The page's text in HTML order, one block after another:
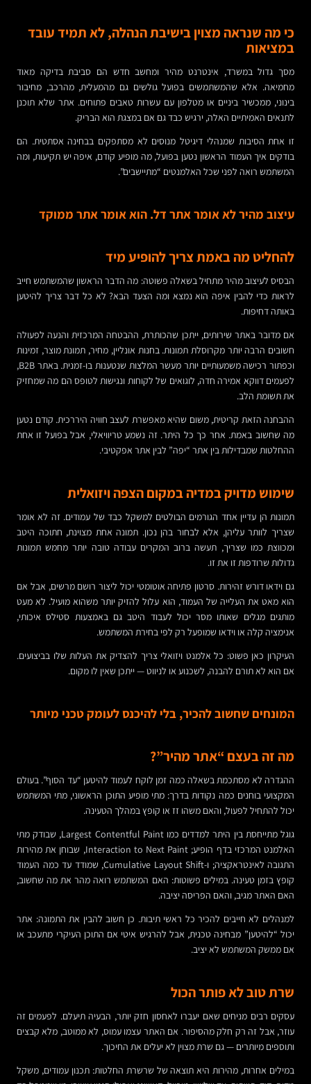
כי מה שנראה מצוין בישיבת הנהלה, לא תמיד עובד
במציאות
מסך גדול במשרד, אינטרנט מהיר ומחשב חדש הם סביבת בדיקה מאוד
מחמיאה. אלא שהמשתמשים בפועל גולשים גם מהמעלית, מהרכב, מחיבור
בינוני, ממכשיר ביניים או מטלפון עם עשרות טאבים פתוחים. אתר שלא תוכנן
לתנאים האמיתיים האלה, ירגיש כבד גם אם במצגת הוא הבריק.
זו אחת הסיבות שמנהלי דיגיטל מנוסים לא מסתפקים בבחינה אסתטית. הם
בודקים איך העמוד הראשון נטען בפועל, מה מופיע קודם, איפה יש תקיעות, ומה
המשתמש רואה לפני שכל האלמנטים “מתיישבים”.
עיצוב מהיר לא אומר אתר דל. הוא אומר אתר ממוקד
להחליט מה באמת צריך להופיע מיד
הבסיס לעיצוב מהיר מתחיל בשאלה פשוטה: מה הדבר הראשון שהמשתמש חייב
לראות כדי להבין איפה הוא נמצא ומה הצעד הבא? לא כל דבר צריך להיטען
באותה דחיפות.
אם מדובר באתר שירותים, ייתכן שהכותרת, ההבטחה המרכזית והנעה לפעולה
חשובים הרבה יותר מקרוסלת תמונות. בחנות אונליין, מחיר, תמונת מוצר, זמינות
וכפתור רכישה משמעותיים יותר מעשר המלצות שנטענות בו-זמנית. באתר B2B,
לפעמים דווקא אמירה חדה, לוגואים של לקוחות ונגישות לטופס הם מה שמחזיק
את תשומת הלב.
ההבחנה הזאת קריטית, משום שהיא מאפשרת לעצב חוויה היררכית. קודם נטען
מה שחשוב באמת. אחר כך כל היתר. זה נשמע טריוויאלי, אבל בפועל זו אחת
ההחלטות שמבדילות בין אתר “יפה” לבין אתר אפקטיבי.
שימוש מדויק במדיה במקום הצפה ויזואלית
תמונות הן עדיין אחד הגורמים הבולטים למשקל כבד של עמודים. זה לא אומר
שצריך לוותר עליהן, אלא לבחור בהן נכון. תמונה אחת מצוינת, חתוכה היטב
ומכווצת כמו שצריך, תעשה ברוב המקרים עבודה טובה יותר מחמש תמונות
גדולות שרודפות זו את זו.
גם וידאו דורש זהירות. סרטון פתיחה אוטומטי יכול ליצור רושם מרשים, אבל אם
הוא מאט את העלייה של העמוד, הוא עלול להזיק יותר משהוא מועיל. לא מעט
מותגים מגלים שאותו מסר יכול לעבוד היטב גם באמצעות סטילס איכותי,
אנימציה קלה או וידאו שמופעל רק לפי בחירת המשתמש.
העיקרון כאן פשוט: כל אלמנט ויזואלי צריך להצדיק את העלות שלו בביצועים.
אם הוא לא תורם להבנה, לשכנוע או לניווט — ייתכן שאין לו מקום.
המונחים שחשוב להכיר, בלי להיכנס לעומק טכני מיותר
מה זה בעצם “אתר מהיר”?
ההגדרה לא מסתכמת בשאלה כמה זמן לוקח לעמוד להיטען “עד הסוף”. בעולם
המקצועי בוחנים כמה נקודות בדרך: מתי מופיע התוכן הראשוני, מתי המשתמש
יכול להתחיל לפעול, והאם משהו זז או קופץ במהלך הטעינה.
גוגל מתייחסת בין היתר למדדים כמו Largest Contentful Paint, שבודק מתי
האלמנט המרכזי בדף הופיע; Interaction to Next Paint, שבוחן את מהירות
התגובה לאינטראקציה; ו-Cumulative Layout Shift, שמודד עד כמה העמוד
קופץ בזמן טעינה. במילים פשוטות: האם המשתמש רואה מהר את מה שחשוב,
האם האתר מגיב, והאם הפריסה יציבה.
למנהלים לא חייבים להכיר כל ראשי תיבות. כן חשוב להבין את התמונה: אתר
יכול “להיטען” מבחינה טכנית, אבל להרגיש איטי אם התוכן העיקרי מתעכב או
אם ממשק המשתמש לא יציב.
שרת טוב לא פותר הכול
עסקים רבים מניחים שאם יעברו לאחסון חזק יותר, הבעיה תיעלם. לפעמים זה
עוזר, אבל זה רק חלק מהסיפור. אם האתר עצמו עמוס, לא ממוטב, מלא קבצים
ותוספים מיותרים — גם שרת מצוין לא יעלים את החיכוך.
במילים אחרות, מהירות היא תוצאה של שרשרת החלטות: תכנון עמודים, משקל